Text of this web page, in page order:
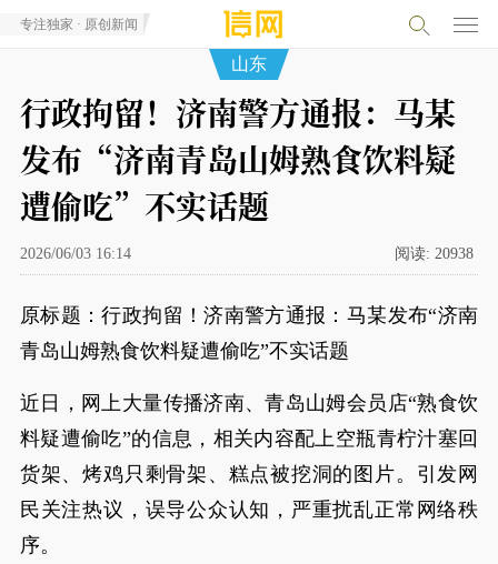
专注独家 · 原创新闻
山东
行政拘留！济南警方通报：马某
发布“济南青岛山姆熟食饮料疑
遭偷吃”不实话题
2026/06/03 16:14 阅读: 20938
原标题：行政拘留！济南警方通报：马某发布“济南
青岛山姆熟食饮料疑遭偷吃”不实话题
近日，网上大量传播济南、青岛山姆会员店“熟食饮
料疑遭偷吃”的信息，相关内容配上空瓶青柠汁塞回
货架、烤鸡只剩骨架、糕点被挖洞的图片。引发网
民关注热议，误导公众认知，严重扰乱正常网络秩
序。